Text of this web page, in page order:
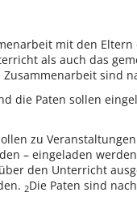
mit den
als auch das
Zusammenarbeit sind
die Paten sollen
zu
– eingeladen
den Unterricht
2Die Paten sind